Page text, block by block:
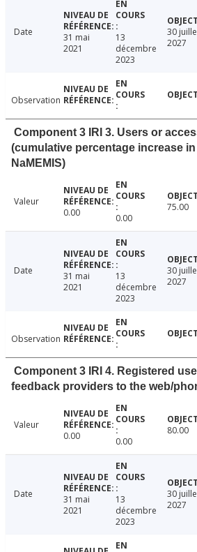
Date
31 mai
2021
13
décembre
2023
30
2027
Observation
Component 3 IRI 3. Users or
(cumulative percentage increase
NaMEMIS)
Valeur
0.00
0.00
75.00
Date
31 mai
2021
13
décembre
2023
30
2027
Observation
Component 3 IRI 4. Registered
feedback providers to the web/
Valeur
0.00
0.00
80.00
Date
31 mai
2021
13
décembre
2023
30
2027